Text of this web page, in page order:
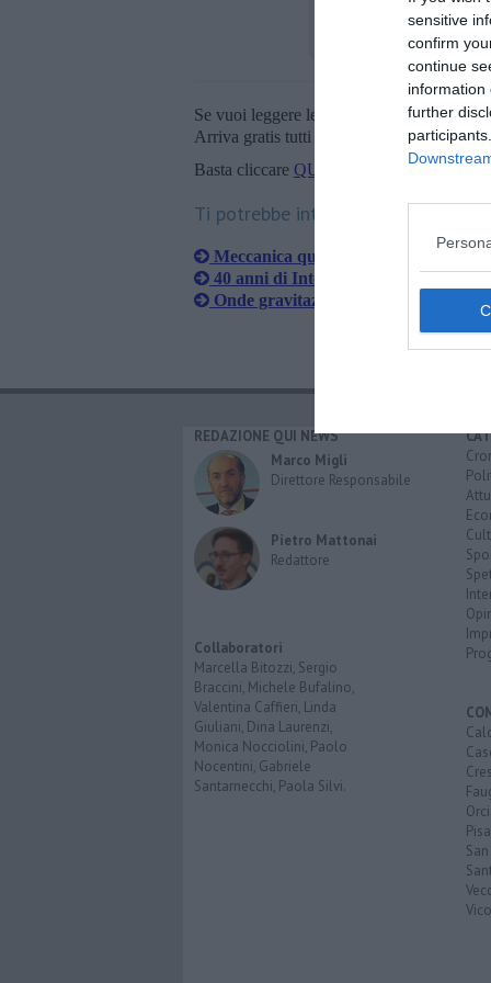
sensitive
confirm
continue
information
further
Se vuoi leggere le notizie principali della
Arriva gratis tutti i giorni alle 20:00
Basta cliccare QUI
Ti potrebbe interessare anche:
Meccanica quantistica, incontro
40 anni di Internet in Italia, tutto
Onde gravitazionali, meeting
REDAZIONE QUI NEWS
Marco Migli
Direttore Responsabile
Pietro Mattonai
Redattore
Collaboratori
Marcella Bitozzi, Sergio
Braccini, Michele Bufalino,
Valentina Caffieri, Linda
Giuliani, Dina Laurenzi,
Monica Nocciolini, Paolo
Nocentini, Gabriele
Santarnecchi, Paola Silvi.
Pisa